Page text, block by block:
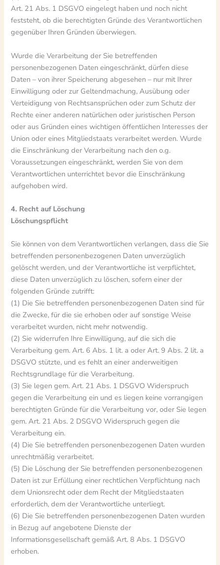
Art. 21 Abs. 1 DSGVO eingelegt haben und noch nicht
feststeht, ob die berechtigten Gründe des Verantwortlichen
gegenüber Ihren Gründen überwiegen.
Wurde die Verarbeitung der Sie betreffenden
personenbezogenen Daten eingeschränkt, dürfen diese
Daten – von ihrer Speicherung abgesehen – nur mit Ihrer
Einwilligung oder zur Geltendmachung, Ausübung oder
Verteidigung von Rechtsansprüchen oder zum Schutz der
Rechte einer anderen natürlichen oder juristischen Person
oder aus Gründen eines wichtigen öffentlichen Interesses der
Union oder eines Mitgliedstaats verarbeitet werden. Wurde
die Einschränkung der Verarbeitung nach den o.g.
Voraussetzungen eingeschränkt, werden Sie von dem
Verantwortlichen unterrichtet bevor die Einschränkung
aufgehoben wird.
4. Recht auf Löschung
Löschungspflicht
Sie können von dem Verantwortlichen verlangen, dass die Sie
betreffenden personenbezogenen Daten unverzüglich
gelöscht werden, und der Verantwortliche ist verpflichtet,
diese Daten unverzüglich zu löschen, sofern einer der
folgenden Gründe zutrifft:
(1) Die Sie betreffenden personenbezogenen Daten sind für
die Zwecke, für die sie erhoben oder auf sonstige Weise
verarbeitet wurden, nicht mehr notwendig.
(2) Sie widerrufen Ihre Einwilligung, auf die sich die
Verarbeitung gem. Art. 6 Abs. 1 lit. a oder Art. 9 Abs. 2 lit. a
DSGVO stützte, und es fehlt an einer anderweitigen
Rechtsgrundlage für die Verarbeitung.
(3) Sie legen gem. Art. 21 Abs. 1 DSGVO Widerspruch
gegen die Verarbeitung ein und es liegen keine vorrangigen
berechtigten Gründe für die Verarbeitung vor, oder Sie legen
gem. Art. 21 Abs. 2 DSGVO Widerspruch gegen die
Verarbeitung ein.
(4) Die Sie betreffenden personenbezogenen Daten wurden
unrechtmäßig verarbeitet.
(5) Die Löschung der Sie betreffenden personenbezogenen
Daten ist zur Erfüllung einer rechtlichen Verpflichtung nach
dem Unionsrecht oder dem Recht der Mitgliedstaaten
erforderlich, dem der Verantwortliche unterliegt.
(6) Die Sie betreffenden personenbezogenen Daten wurden
in Bezug auf angebotene Dienste der
Informationsgesellschaft gemäß Art. 8 Abs. 1 DSGVO
erhoben.